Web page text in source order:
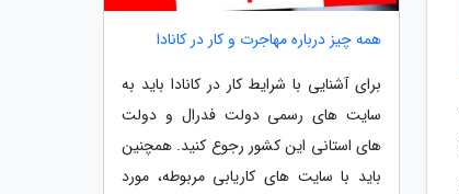
همه چیز درباره مهاجرت و کار در کانادا
برای آشنایی با شرایط کار در کانادا باید به
سایت های رسمی دولت فدرال و دولت
های استانی این کشور رجوع کنید. همچنین
باید با سایت های کاریابی مربوطه، مورد